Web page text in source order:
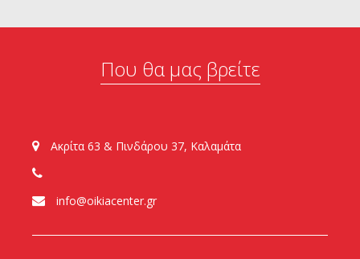
Που θα μας βρείτε
Ακρίτα 63 & Πινδάρου 37, Καλαμάτα
info@oikiacenter.gr